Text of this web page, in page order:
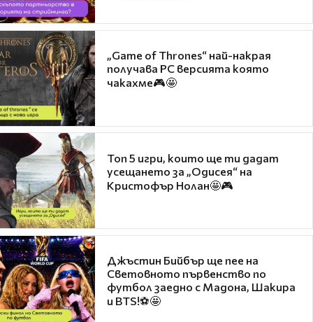
„Game of Thrones“ най-накрая
получава PC версията която
чакахме🎮🤩
Топ 5 игри, които ще ти дадат
усещането за „Одисея“ на
Кристофър Нолан🤩🎮
Джъстин Бийбър ще пее на
Световното първенство по
футбол заедно с Мадона, Шакира
и BTS!⚽🤩